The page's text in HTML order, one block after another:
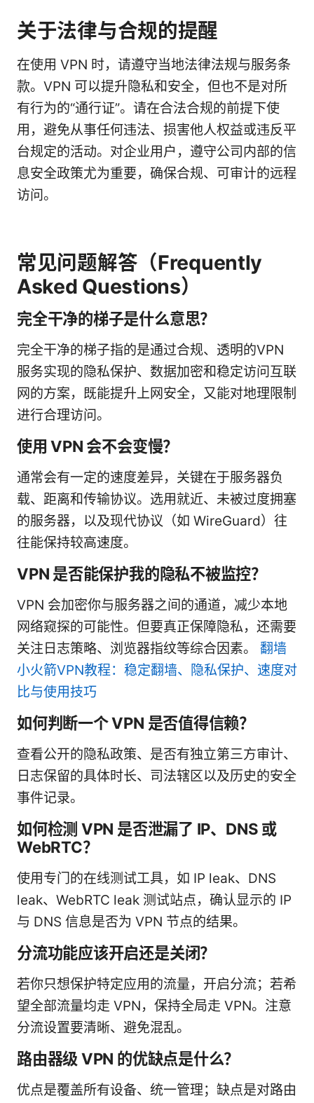
关于法律与合规的提醒
在使用 VPN 时，请遵守当地法律法规与服务条
款。VPN 可以提升隐私和安全，但也不是对所
有行为的“通行证”。请在合法合规的前提下使
用，避免从事任何违法、损害他人权益或违反平
台规定的活动。对企业用户，遵守公司内部的信
息安全政策尤为重要，确保合规、可审计的远程
访问。
常见问题解答（Frequently
Asked Questions）
完全干净的梯子是什么意思？
完全干净的梯子指的是通过合规、透明的VPN
服务实现的隐私保护、数据加密和稳定访问互联
网的方案，既能提升上网安全，又能对地理限制
进行合理访问。
使用 VPN 会不会变慢？
通常会有一定的速度差异，关键在于服务器负
载、距离和传输协议。选用就近、未被过度拥塞
的服务器，以及现代协议（如 WireGuard）往
往能保持较高速度。
VPN 是否能保护我的隐私不被监控？
VPN 会加密你与服务器之间的通道，减少本地
网络窥探的可能性。但要真正保障隐私，还需要
关注日志策略、浏览器指纹等综合因素。 翻墙
小火箭VPN教程：稳定翻墙、隐私保护、速度对
比与使用技巧
如何判断一个 VPN 是否值得信赖？
查看公开的隐私政策、是否有独立第三方审计、
日志保留的具体时长、司法辖区以及历史的安全
事件记录。
如何检测 VPN 是否泄漏了 IP、DNS 或
WebRTC？
使用专门的在线测试工具，如 IP leak、DNS
leak、WebRTC leak 测试站点，确认显示的 IP
与 DNS 信息是否为 VPN 节点的结果。
分流功能应该开启还是关闭？
若你只想保护特定应用的流量，开启分流；若希
望全部流量均走 VPN，保持全局走 VPN。注意
分流设置要清晰、避免混乱。
路由器级 VPN 的优缺点是什么？
优点是覆盖所有设备、统一管理；缺点是对路由